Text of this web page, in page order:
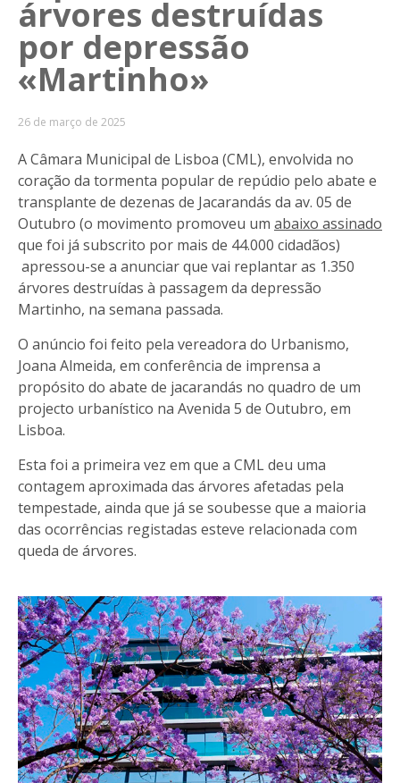
árvores destruídas
por depressão
«Martinho»
26 de março de 2025
A Câmara Municipal de Lisboa (CML), envolvida no
coração da tormenta popular de repúdio pelo abate e
transplante de dezenas de Jacarandás da av. 05 de
Outubro (o movimento promoveu um abaixo assinado
que foi já subscrito por mais de 44.000 cidadãos)
apressou-se a anunciar que vai replantar as 1.350
árvores destruídas à passagem da depressão
Martinho, na semana passada.
O anúncio foi feito pela vereadora do Urbanismo,
Joana Almeida, em conferência de imprensa a
propósito do abate de jacarandás no quadro de um
projecto urbanístico na Avenida 5 de Outubro, em
Lisboa.
Esta foi a primeira vez em que a CML deu uma
contagem aproximada das árvores afetadas pela
tempestade, ainda que já se soubesse que a maioria
das ocorrências registadas esteve relacionada com
queda de árvores.